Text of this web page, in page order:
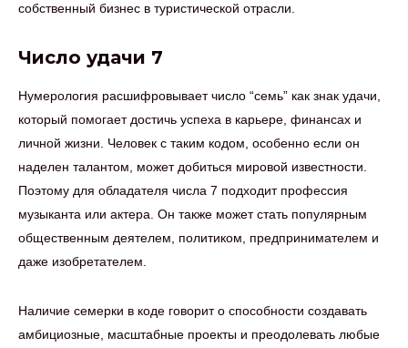
собственный бизнес в туристической отрасли.
Число удачи 7
Нумерология расшифровывает число “семь” как знак удачи,
который помогает достичь успеха в карьере, финансах и
личной жизни. Человек с таким кодом, особенно если он
наделен талантом, может добиться мировой известности.
Поэтому для обладателя числа 7 подходит профессия
музыканта или актера. Он также может стать популярным
общественным деятелем, политиком, предпринимателем и
даже изобретателем.
Наличие семерки в коде говорит о способности создавать
амбициозные, масштабные проекты и преодолевать любые